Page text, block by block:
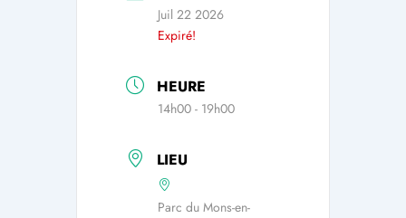
Juil 22 2026
Expiré!
HEURE
14h00 - 19h00
LIEU
Parc du Mons-en-